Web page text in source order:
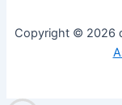
Copyright © 2026